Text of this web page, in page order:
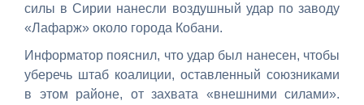
силы в Сирии нанесли воздушный удар по заводу
«Лафарж» около города Кобани.
Информатор пояснил, что удар был нанесен, чтобы
уберечь штаб коалиции, оставленный союзниками
в этом районе, от захвата «внешними силами».